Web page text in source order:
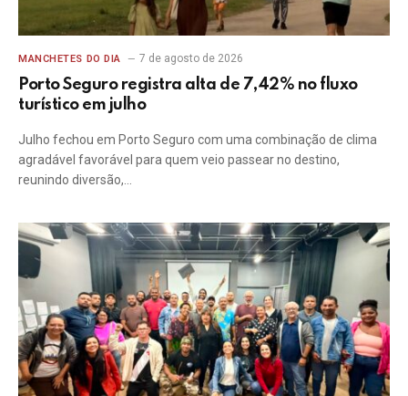
MANCHETES DO DIA 7 de agosto de 2026
Porto Seguro registra alta de 7,42% no fluxo
turístico em julho
Julho fechou em Porto Seguro com uma combinação de clima
agradável favorável para quem veio passear no destino,
reunindo diversão,…